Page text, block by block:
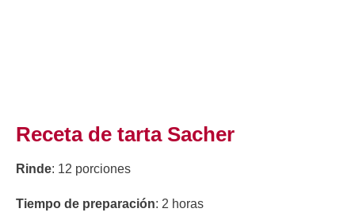
Receta de tarta Sacher
Rinde: 12 porciones
Tiempo de preparación: 2 horas